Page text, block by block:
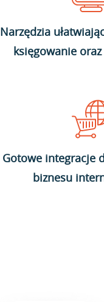
Narzędzia
księgowanie
Gotowe integracje
biznesu